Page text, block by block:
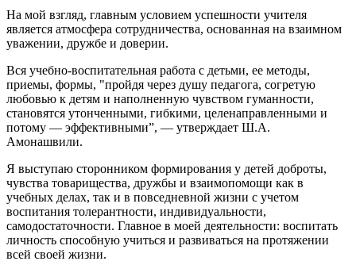
На мой взгляд, главным условием успешности учителя
является атмосфера сотрудничества, основанная на взаимном
уважении, дружбе и доверии.
Вся учебно-воспитательная работа с детьми, ее методы,
приемы, формы, "пройдя через душу педагога, согретую
любовью к детям и наполненную чувством гуманности,
становятся утонченными, гибкими, целенаправленными и
потому — эффективными”, — утверждает Ш.А.
Амонашвили.
Я выступаю сторонником формирования у детей доброты,
чувства товарищества, дружбы и взаимопомощи как в
учебных делах, так и в повседневной жизни с учетом
воспитания толерантности, индивидуальности,
самодостаточности. Главное в моей деятельности: воспитать
личность способную учиться и развиваться на протяжении
всей своей жизни.